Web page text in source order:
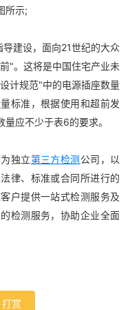
所示;
建设，面向21世纪的大众
"。这将是中国住宅产业未
计规范"中的电源插座数量
标准，根据使用和超前发
应不少于表6的要求。
独立第三方检测公司，以
律、标准或合同所进行的
户提供一站式检测服务及
检测服务，协助企业全面
打赏